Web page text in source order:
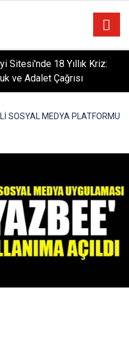
Sitesi'nde 18 Yıllık Kriz:
ve Adalet Çağrısı
SOSYAL MEDYA PLATFORMU